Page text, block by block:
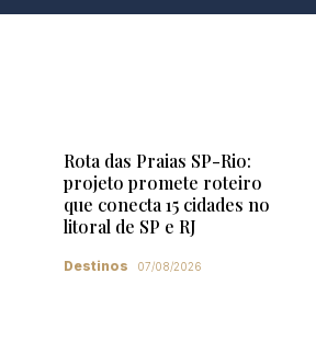
Rota das Praias SP-Rio:
projeto promete roteiro
que conecta 15 cidades no
litoral de SP e RJ
Destinos 07/08/2026